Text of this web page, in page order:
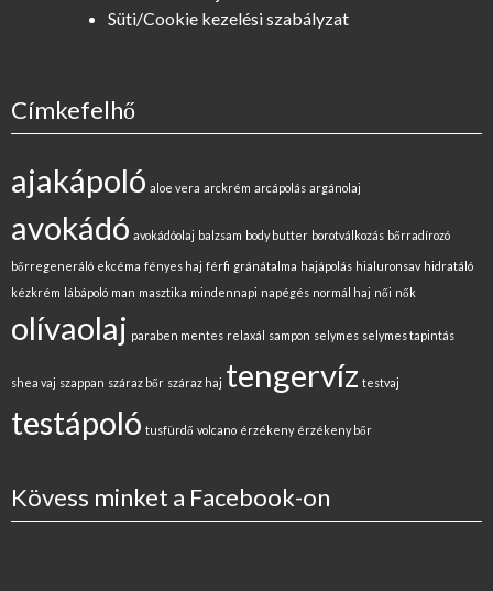
Süti/Cookie kezelési szabályzat
Címkefelhő
ajakápoló aloe vera arckrém arcápolás argánolaj
avokádó avokádóolaj balzsam body butter borotválkozás bőrradírozó
bőrregeneráló ekcéma fényes haj férfi gránátalma hajápolás hialuronsav hidratáló
kézkrém lábápoló man masztika mindennapi napégés normál haj női nők
olívaolaj paraben mentes relaxál sampon selymes selymes tapintás
shea vaj szappan száraz bőr száraz haj tengervíz testvaj
testápoló tusfürdő volcano érzékeny érzékeny bőr
Kövess minket a Facebook-on